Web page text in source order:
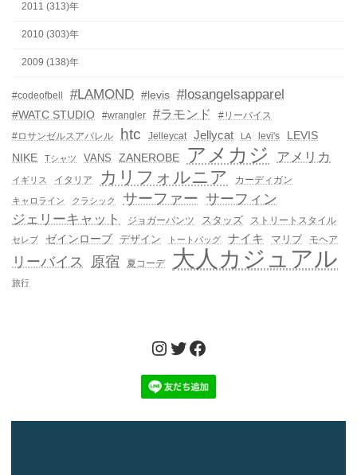
2011 (313)年
2010 (303)年
2009 (138)年
#codeofbell #LAMOND #levis #losangelsapparel
#WATC STUDIO #wrangler #ラモンド
#リーバイス
#ロサンゼルスアパレル
htc Jelleycat Jellycat LA levi's
LEVIS
NIKE
Tシャツ VANS ZANEROBE アメカジ アメリカ
イギリス イタリア カリフォルニア カーディガン
キャロライン クラシック サーファー サーフィン
ジェリーキャット
ジョガーパンツ スタッズ ストリートスタイル
セレブ ゼインローブ デザイン トートバッグ ナイキ マリブ モヘア
リーバイス 原宿 夏コーデ 大人カジュアル
旅行
Instagram
Twitter
Facebook